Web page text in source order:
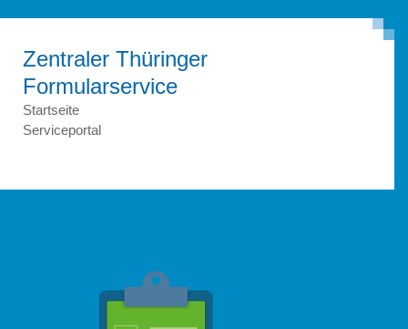
Zentraler Thüringer
Formular­service
Startseite
Serviceportal